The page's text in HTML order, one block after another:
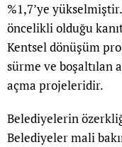
%1,7’ye yükselmiştir.
öncelikli olduğu
Kentsel dönüşüm
sürme ve boşaltılan
açma projeleridir.
Belediyelerin
Belediyeler mali